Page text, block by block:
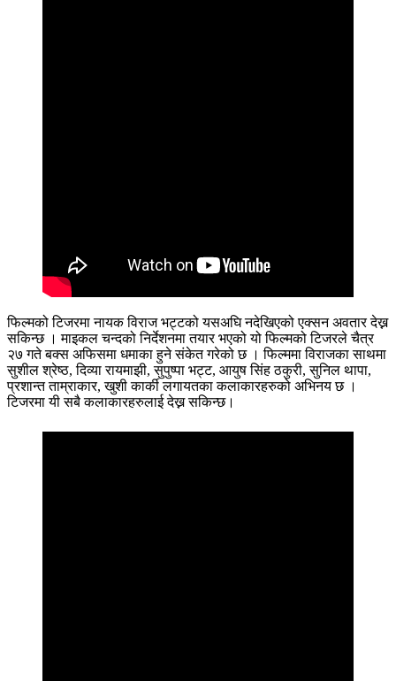
फिल्मको टिजरमा नायक विराज भट्टको यसअघि नदेखिएको एक्सन अवतार देख्न
सकिन्छ । माइकल चन्दको निर्देशनमा तयार भएको यो फिल्मको टिजरले चैत्र
२७ गते बक्स अफिसमा धमाका हुने संकेत गरेको छ । फिल्ममा विराजका साथमा
सुशील श्रेष्ठ, दिव्या रायमाझी, सुपुष्पा भट्ट, आयुष सिंह ठकुरी, सुनिल थापा,
प्रशान्त ताम्राकार, खुशी कार्की लगायतका कलाकारहरुको अभिनय छ ।
टिजरमा यी सबै कलाकारहरुलाई देख्न सकिन्छ।